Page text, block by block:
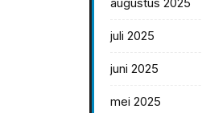
juli 2025
juni 2025
mei 2025